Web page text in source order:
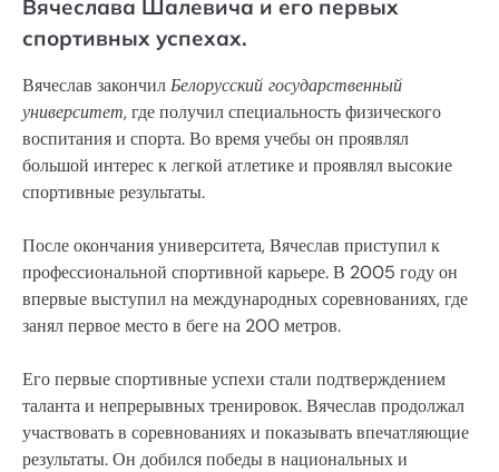
Вячеслава Шалевича и его первых
спортивных успехах.
Вячеслав закончилБелорусский государственный
университет, где получил специальность физического
воспитания и спорта. Во время учебы он проявлял
большой интерес к легкой атлетике и проявлял высокие
спортивные результаты.
После окончания университета, Вячеслав приступил к
профессиональной спортивной карьере. В 2005 году он
впервые выступил на международных соревнованиях, где
занял первое место в беге на 200 метров.
Его первые спортивные успехи стали подтверждением
таланта и непрерывных тренировок. Вячеслав продолжал
участвовать в соревнованиях и показывать впечатляющие
результаты. Он добился победы в национальных и